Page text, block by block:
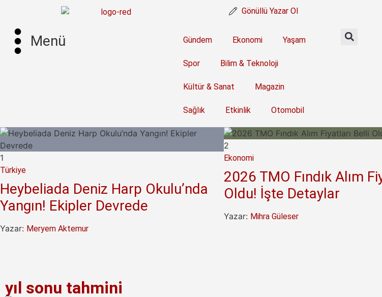
Gönüllü Yazar Ol
Menü Gündem Ekonomi Yaşam
Spor Bilim & Teknoloji
Kültür & Sanat Magazin
Sağlık Etkinlik Otomobil
Deniz Harp Okulu’nda
Devrede
2026 TMO Fındık Alım Fiyatları Belli
Oldu! İşte Detaylar
Mihra Güleser
yıl sonu tahmini